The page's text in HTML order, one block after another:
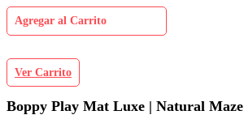
Agregar al Carrito
Ver Carrito
Boppy Play Mat Luxe | Natural Maze